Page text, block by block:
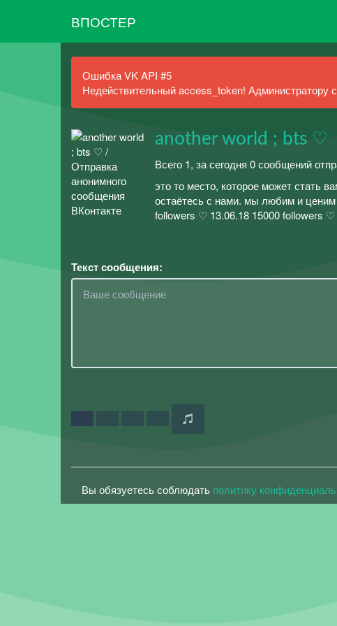
ВПОСТЕР
Ошибка VK API #5
Недействительный access_token! Администратору
another world ; bts ♡
Всего 1, за сегодня 0 сообщений
это то место, которое может стать
остаётесь с нами. мы любим и
followers ♡ 13.06.18 15000 followers ♡
Текст сообщения:
Вы обязуетесь соблюдать политику